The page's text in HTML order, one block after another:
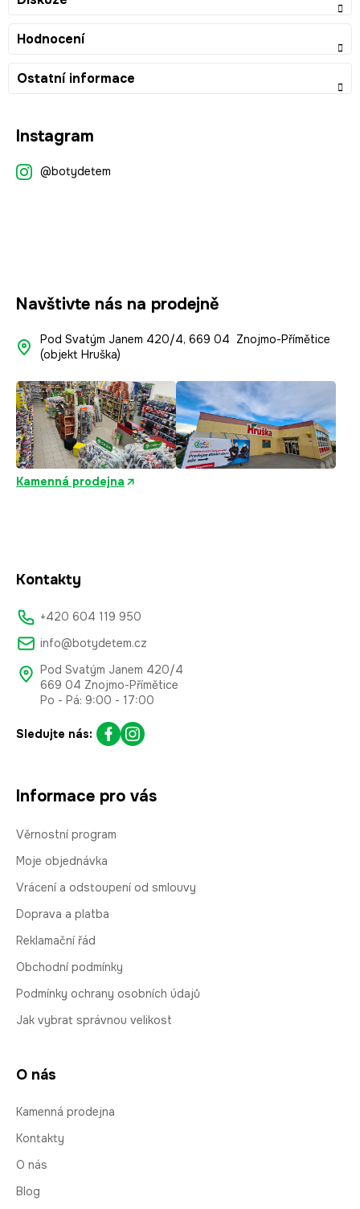
Hodnocení
Ostatní informace
Instagram
@botydetem
Navštivte nás na prodejně
Pod Svatým Janem 420/4, 669 04 Znojmo-Přímětice
(objekt Hruška)
Kamenná prodejna
Kontakty
+420 604 119 950
info@botydetem.cz
Pod Svatým Janem 420/4
669 04 Znojmo-Přímětice
Po - Pá: 9:00 - 17:00
Sledujte nás:
Informace pro vás
Věrnostní program
Moje objednávka
Vrácení a odstoupení od smlouvy
Doprava a platba
Reklamační řád
Obchodní podmínky
Podmínky ochrany osobních údajů
Jak vybrat správnou velikost
O nás
Kamenná prodejna
Kontakty
O nás
Blog